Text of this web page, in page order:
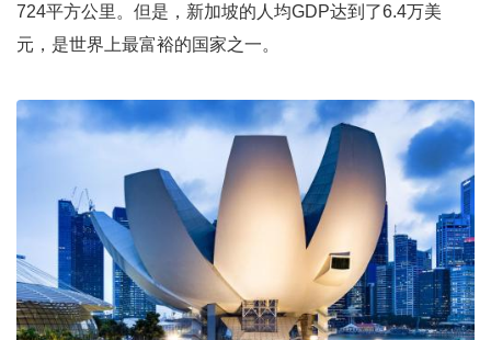
724平方公里。但是，新加坡的人均GDP达到了6.4万美
元，是世界上最富裕的国家之一。